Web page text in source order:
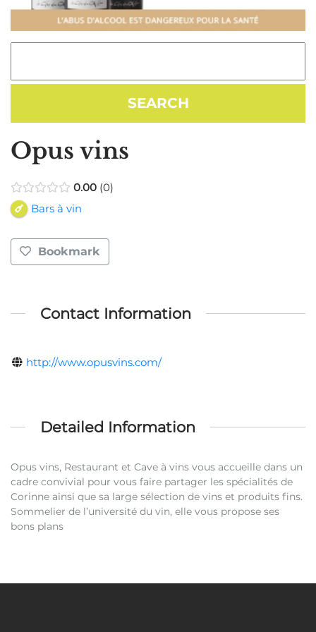
Opus vins
0.00 0
Bars à vin
Bookmark
Contact Information
http://www.opusvins.com/
Detailed Information
Opus vins, Restaurant et Cave à vins vous accueille dans un
cadre convivial pour vous faire partager les spécialités de
Corinne ainsi que sa large sélection de vins et produits fins.
Sommelier de l’université du vin, elle vous propose ses
bons plans